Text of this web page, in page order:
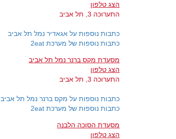
הצג טלפון
התערוכה 3, תל אביב
כתבות נוספות על אגאדיר נמל תל אביב
כתבות נוספות של מערכת 2eat
מסעדת מקס ברנר נמל תל אביב
הצג טלפון
התערוכה 3, תל אביב
כתבות נוספות על מקס ברנר נמל תל אביב
כתבות נוספות של מערכת 2eat
מסעדת הסוכה הלבנה
הצג טלפון